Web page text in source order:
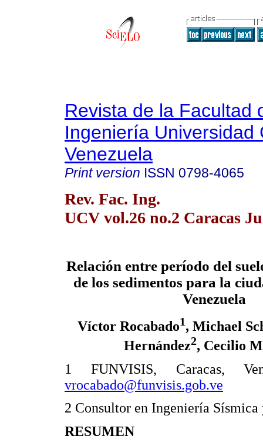
Revista de la Facultad
Ingeniería Universidad
Venezuela
Print version ISSN 0798-4065
Rev. Fac. Ing.
UCV vol.26 no.2 Caracas
Relación entre período del
de los sedimentos para la
Venezuela
Víctor Rocabado1, Michael
Hernández2, Cecilio
1 FUNVISIS, Caracas,
vrocabado@funvisis.gob.ve
2 Consultor en Ingeniería
RESUMEN